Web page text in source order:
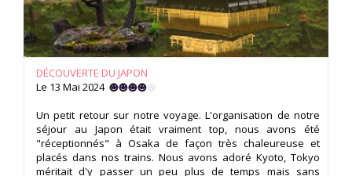
DÉCOUVERTE DU JAPON
Le 13 Mai 2024
Un petit retour sur notre voyage. L'organisation de notre
séjour au Japon était vraiment top, nous avons été
"réceptionnés" à Osaka de façon très chaleureuse et
placés dans nos trains. Nous avons adoré Kyoto, Tokyo
méritait d'y passer un peu plus de temps mais sans